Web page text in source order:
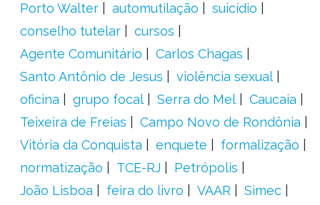
Porto Walter
automutilação
suicídio
conselho tutelar
cursos
Agente Comunitário
Carlos Chagas
Santo Antônio de Jesus
violência sexual
oficina
grupo focal Serra do Mel
Caucaia
Teixeira de Freias
Campo Novo de Rondônia
Vitória da Conquista
enquete
formalização
normatização
TCE-RJ
Petrópolis
João Lisboa
feira do livro VAAR
Simec